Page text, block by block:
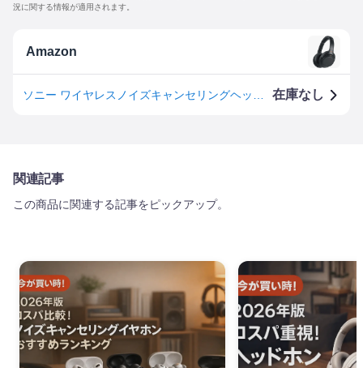
況に関する情報が適用されます。
Amazon
在庫なし
関連記事
この商品に関連する記事をピックアップ。